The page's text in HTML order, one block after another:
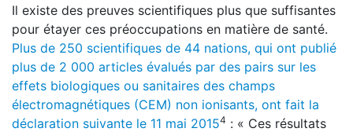
Il existe des preuves scientifiques plus que suffisantes
pour étayer ces préoccupations en matière de santé.
Plus de 250 scientifiques de 44 nations, qui ont publié
plus de 2 000 articles évalués par des pairs sur les
effets biologiques ou sanitaires des champs
électromagnétiques (CEM) non ionisants, ont fait la
déclaration suivante le 11 mai 20154 : « Ces résultats